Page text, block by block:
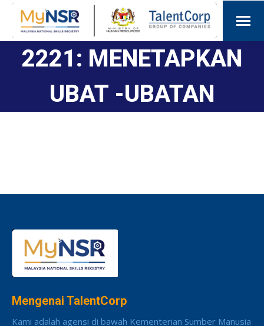
2221: MENETAPKAN
UBAT -UBATAN
Mengenai TalentCorp
Kami adalah agensi di bawah Kementerian Sumber Manusia